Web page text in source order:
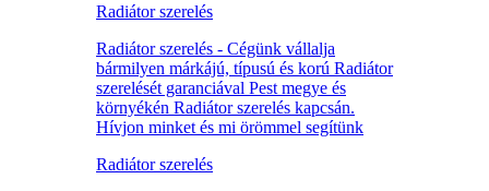
Radiátor szerelés
Radiátor szerelés - Cégünk vállalja
bármilyen márkájú, típusú és korú Radiátor
szerelését garanciával Pest megye és
környékén Radiátor szerelés kapcsán.
Hívjon minket és mi örömmel segítünk
Radiátor szerelés